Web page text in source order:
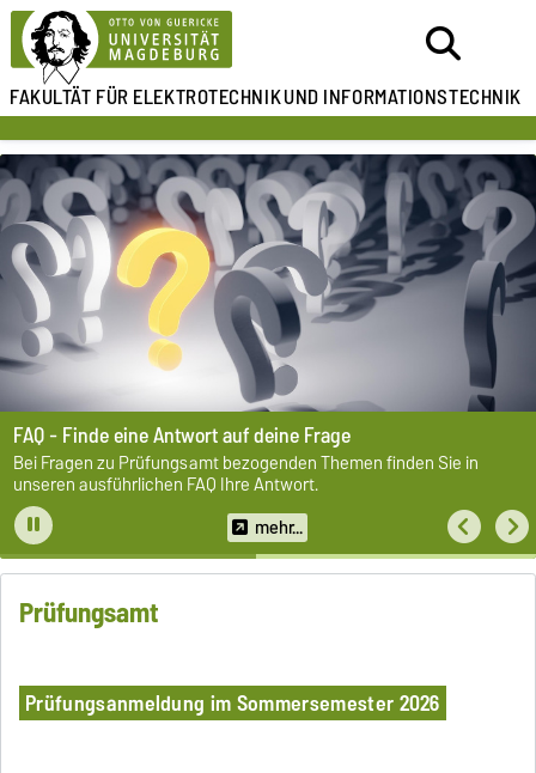
FAKULTÄT FÜR ELEKTROTECHNIKUND INFORMATIONSTECHNIK
FAQ - Finde eine Antwort auf deine Frage
Bei Fragen zu Prüfungsamt bezogenden Themen finden Sie in
unseren ausführlichen FAQ Ihre Antwort.
mehr...
Prüfungsamt
Prüfungsanmeldung im Sommersemester 2026